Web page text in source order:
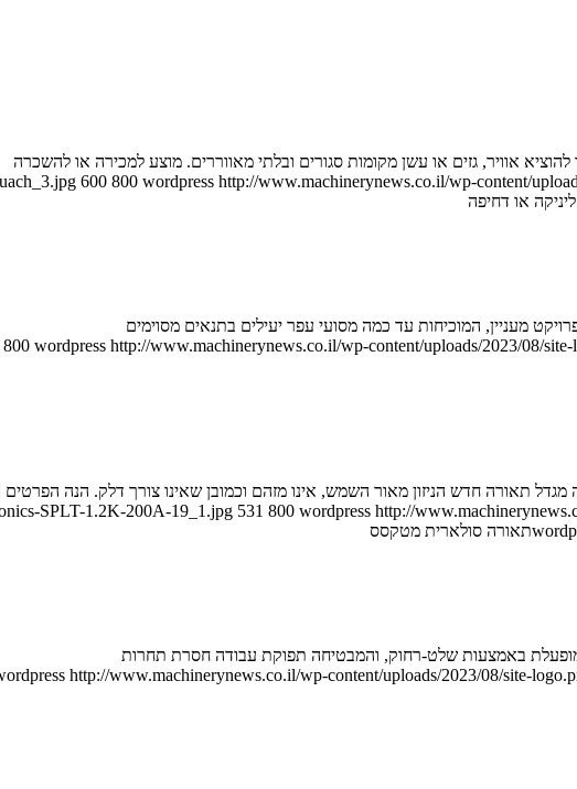
אוויר, גזים או עשן מקומות סגורים ובלתי מאווררים. מוצע למכירה או להשכרה
600 800 wordpress http://www.machinerynews.co.il/wp-content/
או דחיפה
מעניין, המוכיחות עד כמה מסועי עפר יעילים בתנאים מסוימים
800 wordpress http://www.machinerynews.co.il/wp-content/uploads/2023/08/
תאורה חדש הניזון מאור השמש, אינו מזהם וכמובן שאינו צורך דלק. הנה הפרטים
SPLT-1.2K-200A-19_1.jpg 531 800 wordpress http://
תאורה סולארית מטקסס
באמצעות שלט-רחוק, והמבטיחה תפוקת עבודה חסרת תחרות
http://www.machinerynews.co.il/wp-content/uploads/2023/08/site-